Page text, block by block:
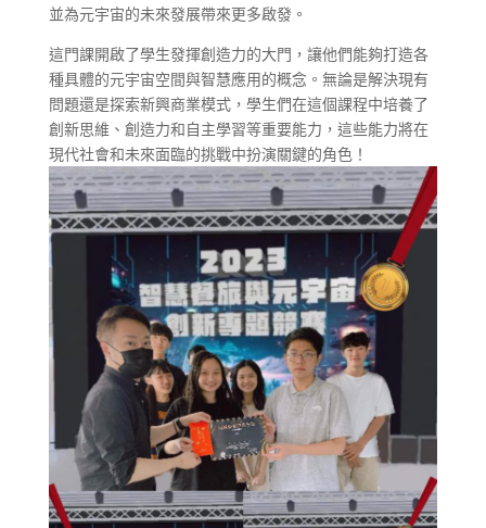
並為元宇宙的未來發展帶來更多啟發。
這門課開啟了學生發揮創造力的大門，讓他們能夠打造各
種具體的元宇宙空間與智慧應用的概念。無論是解決現有
問題還是探索新興商業模式，學生們在這個課程中培養了
創新思維、創造力和自主學習等重要能力，這些能力將在
現代社會和未來面臨的挑戰中扮演關鍵的角色！